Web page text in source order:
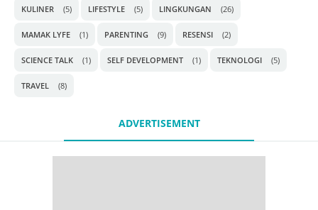
KULINER (5) LIFESTYLE (5) LINGKUNGAN (26)
MAMAK LYFE (1) PARENTING (9) RESENSI (2)
SCIENCE TALK (1) SELF DEVELOPMENT (1) TEKNOLOGI (5)
TRAVEL (8)
ADVERTISEMENT